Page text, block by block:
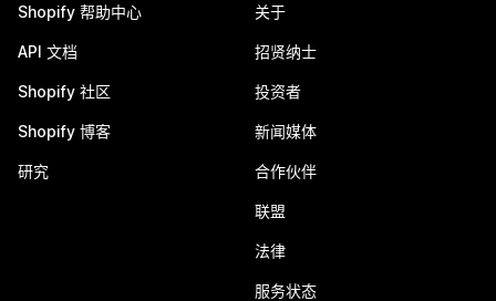
Shopify 帮助中心
API 文档
Shopify 社区
Shopify 博客
研究
关于
招贤纳士
投资者
新闻媒体
合作伙伴
联盟
法律
服务状态